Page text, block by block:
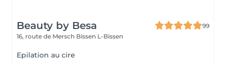
Beauty by Besa
99
16, route de Mersch Bissen L-Bissen
Epilation au cire